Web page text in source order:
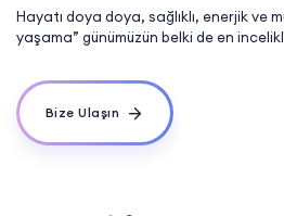
Hayatı doya doya, sağlıklı, enerjik ve
yaşama” günümüzün belki de en
Bize Ulaşın